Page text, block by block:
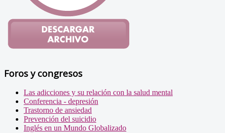
Foros y congresos
Las adicciones y su relación con la salud mental
Conferencia - depresión
Trastorno de ansiedad
Prevención del suicidio
Inglés en un Mundo Globalizado